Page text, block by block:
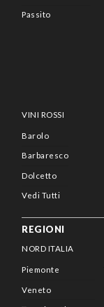
Passito
VINI ROSSI
Barolo
Barbaresco
Dolcetto
Vedi Tutti
REGIONI
NORD ITALIA
Piemonte
Veneto